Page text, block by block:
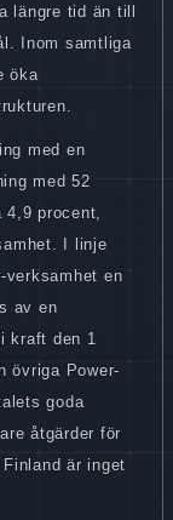
längre tid än till
Inom samtliga
öka
med en
med 52
4,9 procent,
I linje
verksamhet en
av en
kraft den 1
övriga Power-
goda
åtgärder för
är inget